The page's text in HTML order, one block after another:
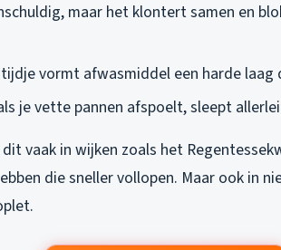
maar het klontert samen en
tijdje vormt afwasmiddel een harde
je vette pannen afspoelt, sleept
vaak in wijken zoals het
die sneller vollopen. Maar ook in